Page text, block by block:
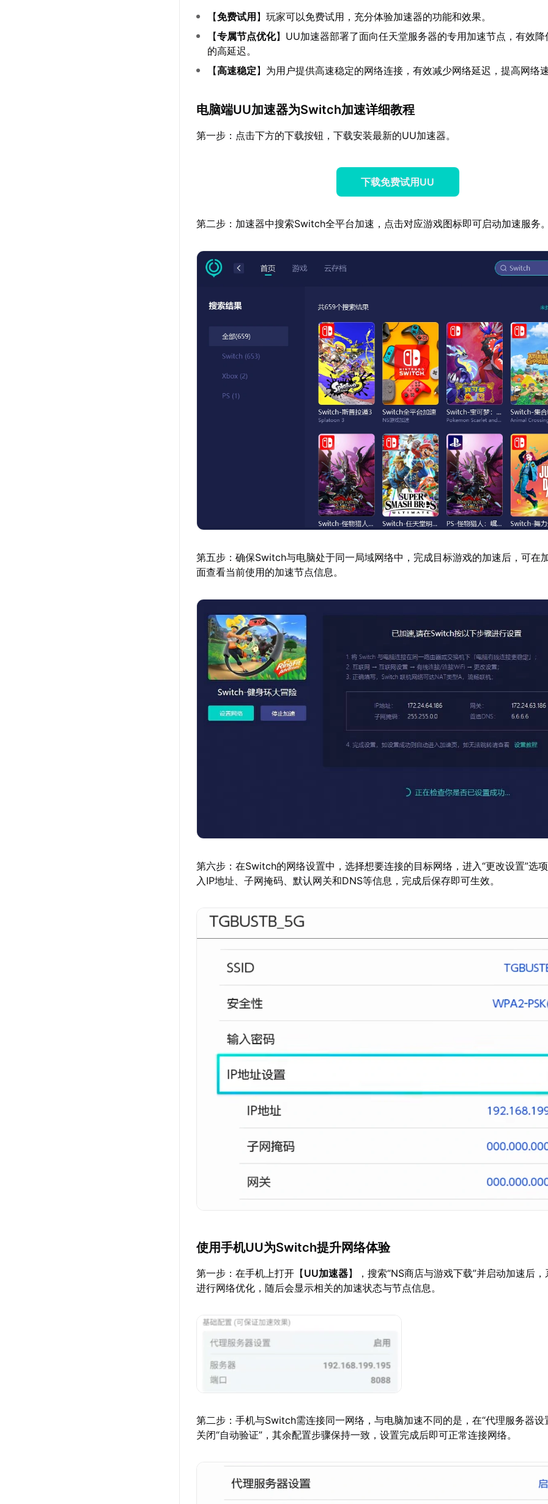
【免费试用 】玩家可以免费试用，充分体验加速器的功能和效果。
【专属节点优化】UU加速器部署了面向任天堂服务器的专用加速节点，有效
的高延迟。
【高速稳定】为用户提供高速稳定的网络连接，有效减少网络延迟，提高网络
电脑端UU加速器为Switch加速详细教程
第一步：点击下方的下载按钮，下载安装最新的UU加速器。
下载免费试用UU
第二步：加速器中搜索Switch全平台加速，点击对应游戏图标即可启动加速服务
第五步：确保Switch与电脑处于同一局域网络中，完成目标游戏的加速后，可在
面查看当前使用的加速节点信息。
第六步：在Switch的网络设置中，选择想要连接的目标网络，进入“更改设置”选
入IP地址、子网掩码、默认网关和DNS等信息，完成后保存即可生效。
使用手机UU为Switch提升网络体验
第一步：在手机上打开【UU加速器】，搜索“NS商店与游戏下载”并启动加速后
进行网络优化，随后会显示相关的加速状态与节点信息。
第二步：手机与Switch需连接同一网络，与电脑加速不同的是，在“代理服务器设
关闭“自动验证”，其余配置步骤保持一致，设置完成后即可正常连接网络。